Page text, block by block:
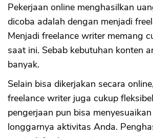
Pekerjaan online menghasilkan
dicoba adalah dengan menjadi
Menjadi freelance writer memang
saat ini. Sebab kebutuhan konten
banyak.
Selain bisa dikerjakan secara
freelance writer juga cukup
pengerjaan pun bisa
longgarnya aktivitas Anda.